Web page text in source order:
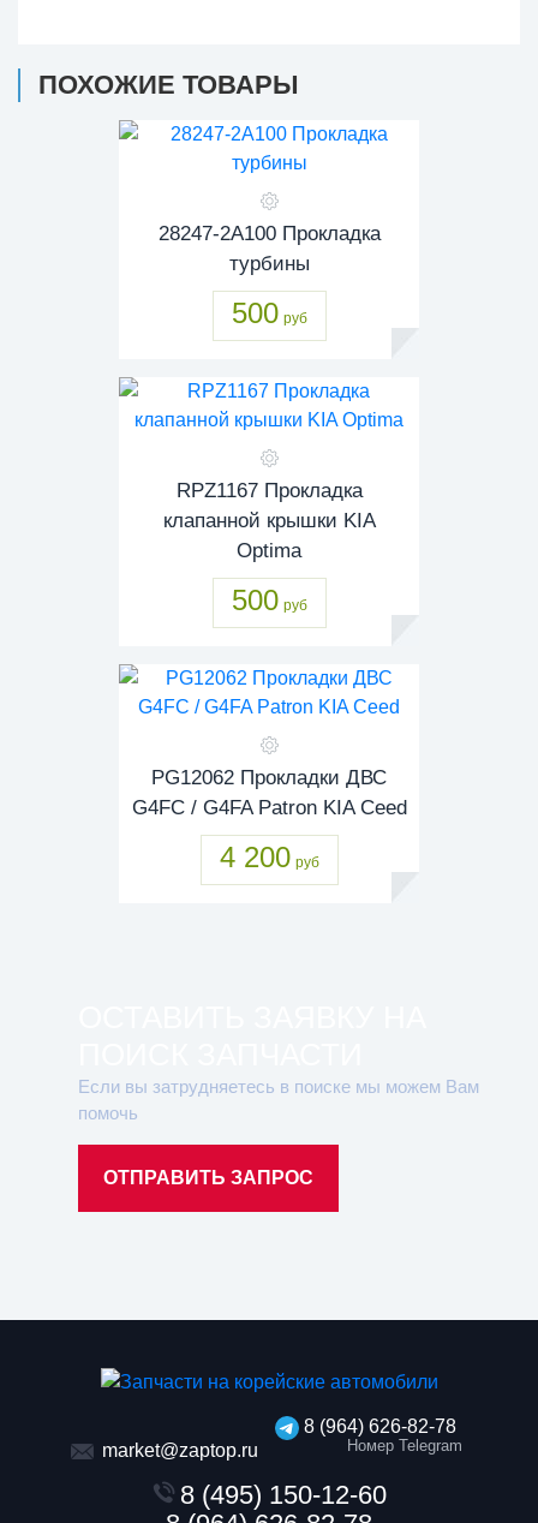
ПОХОЖИЕ ТОВАРЫ
28247-2A100 Прокладка
турбины
500 руб
RPZ1167 Прокладка
клапанной крышки KIA
Optima
500 руб
PG12062 Прокладки ДВС
G4FC / G4FA Patron KIA Ceed
4 200 руб
Если вы затрудняетесь в поиске мы можем Вам
помочь
ОТПРАВИТЬ ЗАПРОС
market@zaptop.ru
8 (964) 626-82-78
Номер Telegram
8 (495) 150-12-60